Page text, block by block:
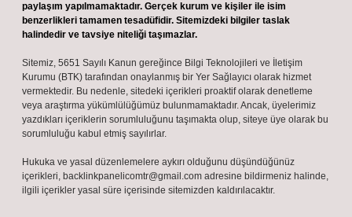
paylaşım yapılmamaktadır. Gerçek kurum ve kişiler ile isim
benzerlikleri tamamen tesadüfidir. Sitemizdeki bilgiler taslak
halindedir ve tavsiye niteliği taşımazlar.
Sitemiz, 5651 Sayılı Kanun gereğince Bilgi Teknolojileri ve İletişim
Kurumu (BTK) tarafından onaylanmış bir Yer Sağlayıcı olarak hizmet
vermektedir. Bu nedenle, sitedeki içerikleri proaktif olarak denetleme
veya araştırma yükümlülüğümüz bulunmamaktadır. Ancak, üyelerimiz
yazdıkları içeriklerin sorumluluğunu taşımakta olup, siteye üye olarak bu
sorumluluğu kabul etmiş sayılırlar.
Hukuka ve yasal düzenlemelere aykırı olduğunu düşündüğünüz
içerikleri, backlinkpanelicomtr@gmail.com adresine bildirmeniz halinde,
ilgili içerikler yasal süre içerisinde sitemizden kaldırılacaktır.